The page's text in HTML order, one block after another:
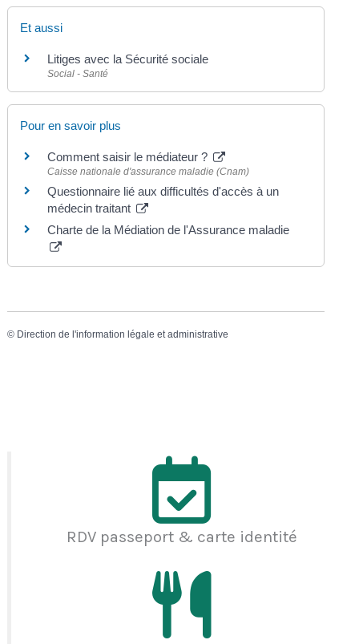
Et aussi
Litiges avec la Sécurité sociale
Social - Santé
Pour en savoir plus
Comment saisir le médiateur ?
Caisse nationale d'assurance maladie (Cnam)
Questionnaire lié aux difficultés d'accès à un
médecin traitant
Charte de la Médiation de l'Assurance maladie
© Direction de l'information légale et administrative
RDV passeport & carte identité